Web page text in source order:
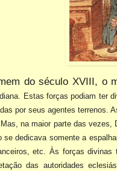
do século XVIII, o
Estas forças podiam ter
por seus agentes terrenos.
na maior parte das vezes,
se dedicava somente a
etc. Às forçasdivinas
das autoridades